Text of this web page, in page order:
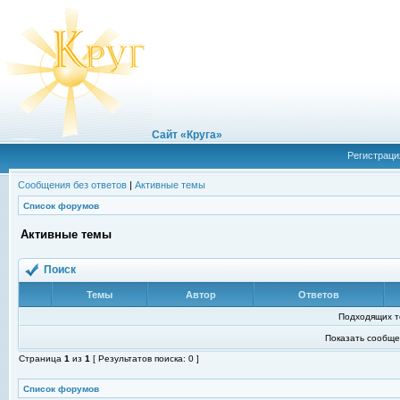
Сайт «Круга»
Сообщения без ответов | Активные темы
Список форумов
Активные темы
Поиск
Темы Автор Ответов
Подходящих
Показать
Страница 1 из 1 [ Результатов поиска: 0 ]
Список форумов